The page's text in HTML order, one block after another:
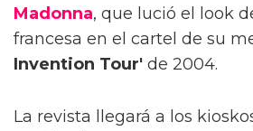
Madonna, que lució el look
francesa en el cartel de su
Invention Tour' de 2004.
La revista llegará a los